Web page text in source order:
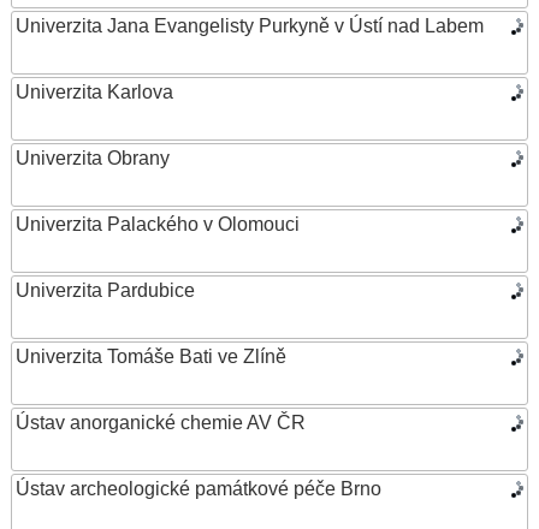
Univerzita Jana Evangelisty Purkyně v Ústí nad Labem
Univerzita Karlova
Univerzita Obrany
Univerzita Palackého v Olomouci
Univerzita Pardubice
Univerzita Tomáše Bati ve Zlíně
Ústav anorganické chemie AV ČR
Ústav archeologické památkové péče Brno